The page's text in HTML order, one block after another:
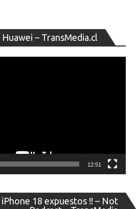
– TransMedia.cl
de
12:51
18 expuestos !! – Not